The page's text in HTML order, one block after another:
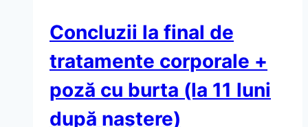
Concluzii la final de
tratamente corporale +
poză cu burta (la 11 luni
după naștere)